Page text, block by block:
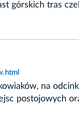
górskich tras
na
postojowych